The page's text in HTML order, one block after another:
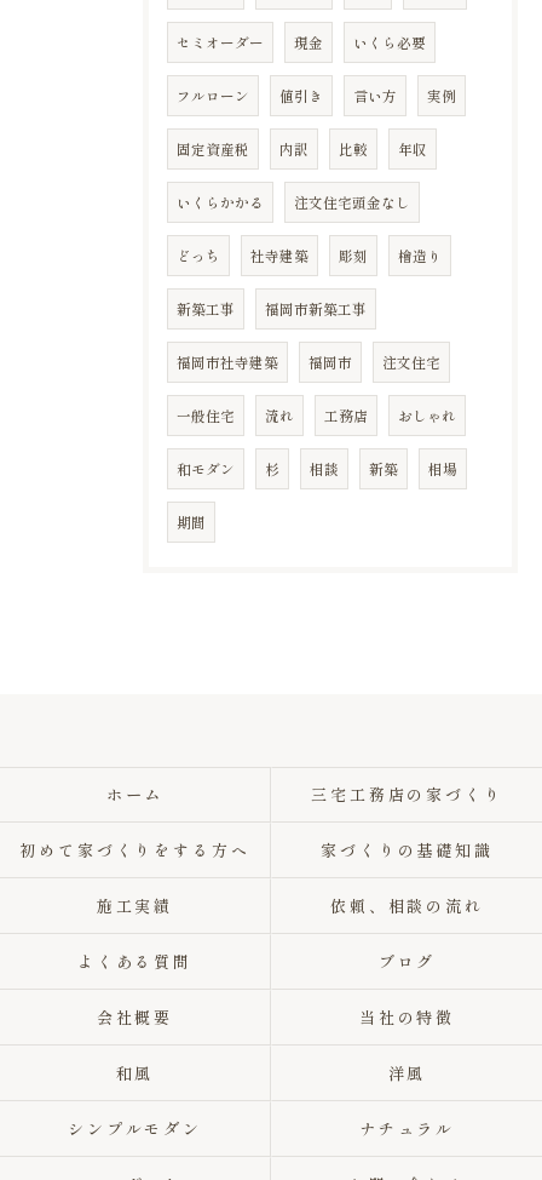
セミオーダー 現金 いくら必要
フルローン 値引き 言い方 実例
固定資産税 内訳 比較 年収
いくらかかる 注文住宅頭金なし
どっち 社寺建築 彫刻 檜造り
新築工事 福岡市新築工事
福岡市社寺建築 福岡市 注文住宅
一般住宅 流れ 工務店 おしゃれ
和モダン 杉 相談 新築 相場
期間
ホーム 三宅工務店の家づくり
初めて家づくりをする方へ 家づくりの基礎知識
施工実績 依頼、相談の流れ
よくある質問 ブログ
会社概要 当社の特徴
和風 洋風
シンプルモダン ナチュラル